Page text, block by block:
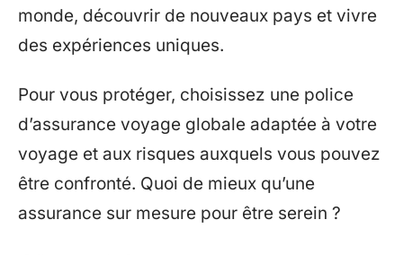
monde, découvrir de nouveaux pays et vivre
des expériences uniques.
Pour vous protéger, choisissez une police
d’assurance voyage globale adaptée à votre
voyage et aux risques auxquels vous pouvez
être confronté. Quoi de mieux qu’une
assurance sur mesure pour être serein ?